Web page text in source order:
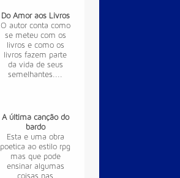
Do Amor aos Livros
O autor conta como
se meteu com os
livros e como os
livros fazem parte
da vida de seus
semelhantes....
A última canção do
bardo
Esta e uma obra
poetica ao estilo rpg
mas que pode
ensinar algumas
coisas nas